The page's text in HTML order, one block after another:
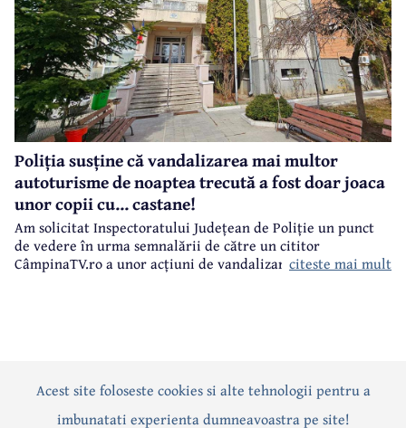
Poliția susține că vandalizarea mai multor
autoturisme de noaptea trecută a fost doar joaca
unor copii cu... castane!
Am solicitat Inspectoratului Județean de Poliție un punct
de vedere în urma semnalării de către un cititor
CâmpinaTV.ro a unor acțiuni de vandalizare a unorciteste mai mult
ActualitatePoliticăSocialEvenimentInterviuri
Acest site foloseste cookies si alte tehnologii pentru a
imbunatati experienta dumneavoastra pe site!